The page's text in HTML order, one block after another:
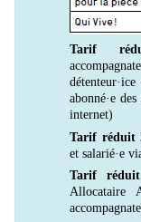
Tarif
abonné·e
internet)
Tarif réduit
et salarié·e
Tarif
Allocataire